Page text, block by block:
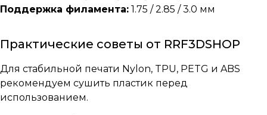
Поддержка филамента: 1.75 / 2.85 / 3.0 мм
Практические советы от RRF3DSHOP
Для стабильной печати Nylon, TPU, PETG и ABS
рекомендуем сушить пластик перед
использованием.